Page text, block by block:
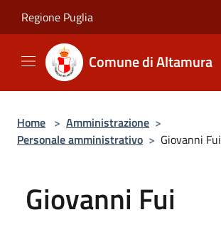
Regione Puglia
Comune di Altamura
Home > Amministrazione >
Personale amministrativo > Giovanni Fui
Giovanni Fui